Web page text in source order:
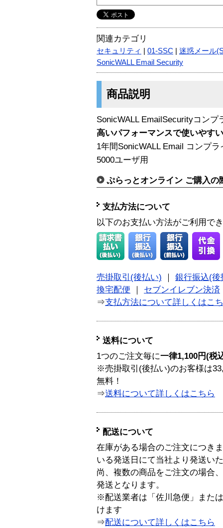
関連カテゴリ
セキュリティ 01-SSC
迷惑メール
SonicWALL Email Security
商品説明
SonicWALL EmailSecurityコン
高いパフォーマンスで使いやす
1年間SonicWALL Email コンプ
5000ユーザ用
ぷらっとオンライン ご購入の
支払方法について
以下のお支払い方法がご利用で
売掛取引(後払い)
銀行振込(後
換宅配便
セブンイレブン決済
⇒支払方法について詳しくはこ
送料について
1つのご注文毎に一律1,100円(税
※売掛取引(後払い)のお客様は
無料！
⇒送料について詳しくはこちら
配送について
在庫がある場合のご注文につき
いる発送日にて当社より発送い
尚、複数の商品をご注文の場合
発送となります。
※配送業者は「佐川急便」また
けます
⇒配送について詳しくはこちら